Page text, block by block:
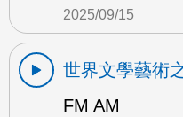
2025/09/15
世界文學藝術
FM AM